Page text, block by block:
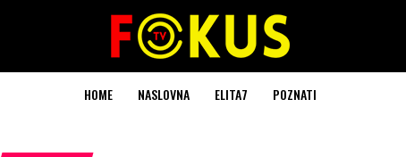
HOME NASLOVNA ELITA7 POZNATI